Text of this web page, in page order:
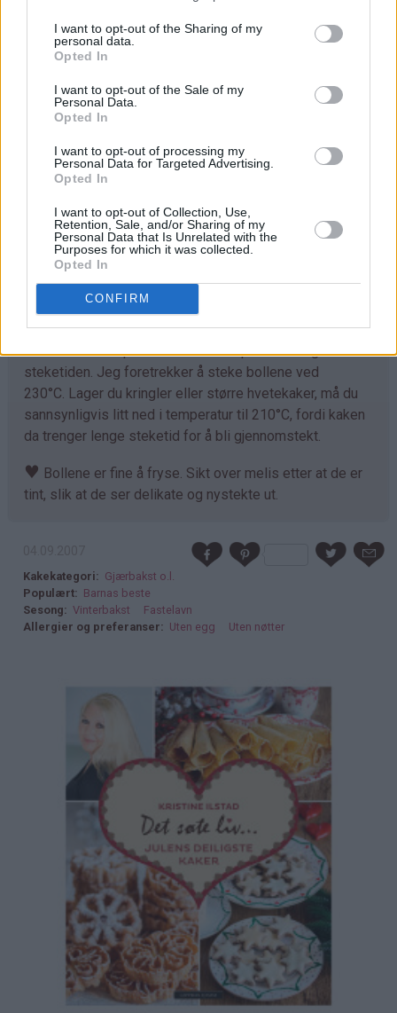
I want to opt-out of the Sharing of my
personal data.
Opted In
I want to opt-out of the Sale of my
Personal Data.
Opted In
I want to opt-out of processing my
Personal Data for Targeted Advertising.
Opted In
I want to opt-out of Collection, Use,
Retention, Sale, and/or Sharing of my
Personal Data that Is Unrelated with the
Purposes for which it was collected.
Opted In
CONFIRM
Trill ut bollene med en gang (ca 40 stk) og legg dem på
bakepapirdekkede stekeplater. La dem heve lunt i 1
Stek bollene midt i ovnen ved 230°C i 7-10 minutter.
Tilpass melmengden. Det kan hende du trenger litt
mer enn det som er angitt i oppskriften. Deigen skal
være god å trille og ikke løs og klissete.
♥
Det går fint å bruke denne deigen til å lage
kanelboller, skolebrød, kringle og andre typer gjærbakst.
Eneste du må tilpasse er steketemperaturen og
steketiden. Jeg foretrekker å steke bollene ved
230°C. Lager du kringler eller større hvetekaker, må du
sannsynligvis litt ned i temperatur til 210°C, fordi kaken
da trenger lenge steketid for å bli gjennomstekt.
♥ Bollene er fine å fryse. Sikt over melis etter at de er
tint, slik at de ser delikate og nystekte ut.
Kakekategori
Gjærbakst o.l.
Populært
Barnas beste
Sesong
Vinterbakst
Fastelavn
Allergier og preferanser
Uten egg Uten nøtter